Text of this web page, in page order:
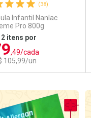
(38)
Infantil Nanlac
Pro 800g
2 itens por
,49/cada
105,99/un
Menos